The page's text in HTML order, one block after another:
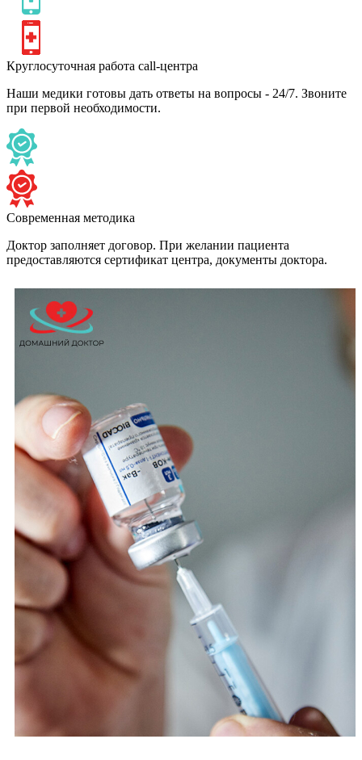
Круглосуточная работа call-центра
Наши медики готовы дать ответы на вопросы - 24/7. Звоните
при первой необходимости.
Современная методика
Доктор заполняет договор. При желании пациента
предоставляются сертификат центра, документы доктора.